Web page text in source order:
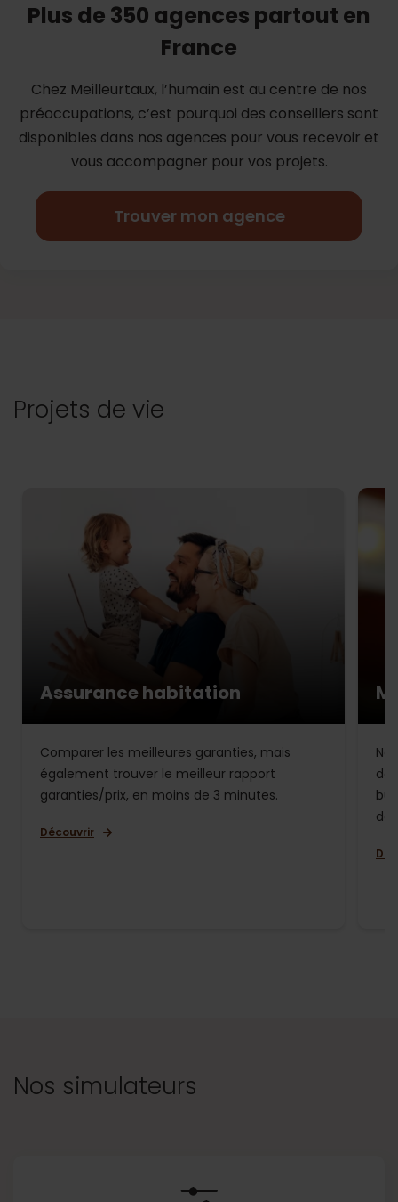
Plus de 350 agences partout en
France
Chez Meilleurtaux, l’humain est au centre de nos
préoccupations, c’est pourquoi des conseillers sont
disponibles dans nos agences pour vous recevoir et
vous accompagner pour vos projets.
Trouver mon agence
Projets de vie
Assurance habitation
Comparer les meilleures garanties, mais
également trouver le meilleur rapport
garanties/prix, en moins de 3 minutes.
Découvrir
de
de
Nos simulateurs